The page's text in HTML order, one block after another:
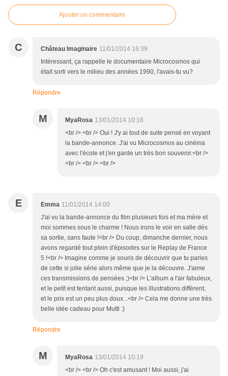
Ajouter un commentaire
C Château Imaginaire 11/01/2014 16:39
Intéressant, ça rappelle le documentaire Microcosmos qui
était sorti vers le milieu des années 1990, l'avais-tu vu?
Répondre
M MyaRosa 13/01/2014 10:16
<br /> <br /> Oui ! J'y ai tout de suite pensé en voyant
la bande-annonce. J'ai vu Microcosmos au cinéma
avec l'école et j'en garde un très bon souvenir.<br />
<br /> <br /> <br />
E Emma 11/01/2014 14:00
J'ai vu la bande-annonce du film plusieurs fois et ma mère et
moi sommes sous le charme ! Nous irons le voir en salle dès
sa sortie, sans faute !<br /> Du coup, dimanche dernier, nous
avons regardé tout plein d'épisodes sur le Replay de France
5 !<br /> Imagine comme je souris de découvrir que tu parles
de cette si jolie série alors même que je la découvre. J'aime
ces transmissions de pensées ;)<br /> L'album a l'air fabuleux,
et le petit est tentant aussi, puisque les illustrations diffèrent,
et le prix est un peu plus doux...<br /> Cela me donne une très
belle idée cadeau pour Mutti :)
Répondre
M MyaRosa 13/01/2014 10:19
<br /> <br /> Oh c'est amusant ! Moi aussi, j'ai